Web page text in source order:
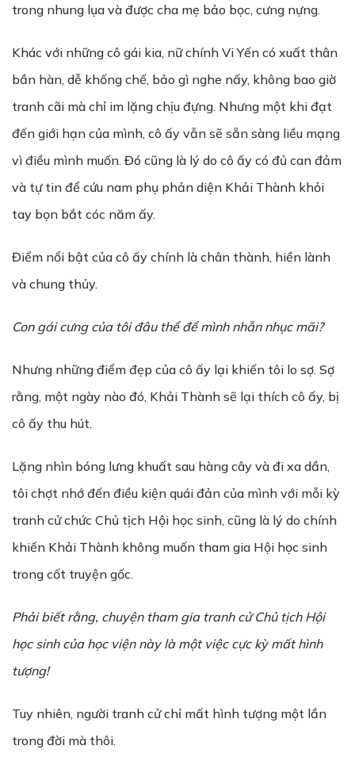
trong nhung lụa và được cha mẹ bảo bọc, cưng nựng.
Khác với những cô gái kia, nữ chính Vi Yến có xuất thân
bần hàn, dễ khống chế, bảo gì nghe nấy, không bao giờ
tranh cãi mà chỉ im lặng chịu đựng. Nhưng một khi đạt
đến giới hạn của mình, cô ấy vẫn sẽ sẵn sàng liều mạng
vì điều mình muốn. Đó cũng là lý do cô ấy có đủ can đảm
và tự tin để cứu nam phụ phản diện Khải Thành khỏi
tay bọn bắt cóc năm ấy.
Điểm nổi bật của cô ấy chính là chân thành, hiền lành
và chung thủy.
Con gái cưng của tôi đâu thể để mình nhẫn nhục mãi?
Nhưng những điểm đẹp của cô ấy lại khiến tôi lo sợ. Sợ
rằng, một ngày nào đó, Khải Thành sẽ lại thích cô ấy, bị
cô ấy thu hút.
Lặng nhìn bóng lưng khuất sau hàng cây và đi xa dần,
tôi chợt nhớ đến điều kiện quái đản của mình với mỗi kỳ
tranh cử chức Chủ tịch Hội học sinh, cũng là lý do chính
khiến Khải Thành không muốn tham gia Hội học sinh
trong cốt truyện gốc.
Phải biết rằng, chuyện tham gia tranh cửChủtịch Hội
học sinh của học viện này là một việc cực kỳ mất hình
tượng!
Tuy nhiên, người tranh cử chỉ mất hình tượng một lần
trong đời mà thôi.